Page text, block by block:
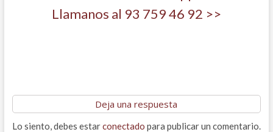
Llamanos al 93 759 46 92 >>
Deja una respuesta
Lo siento, debes estarconectado para publicar un comentario.